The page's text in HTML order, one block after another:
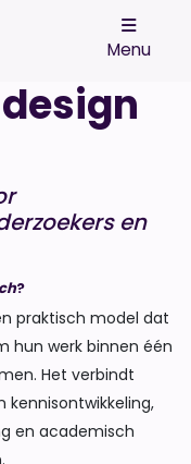
Menu
en
?
praktisch model dat
hun werk binnen één
Het verbindt
kennisontwikkeling,
en academisch